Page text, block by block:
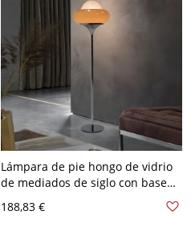
Lámpara de pie hongo de vidrio
de mediados de siglo con base
Naranja
188,83 €